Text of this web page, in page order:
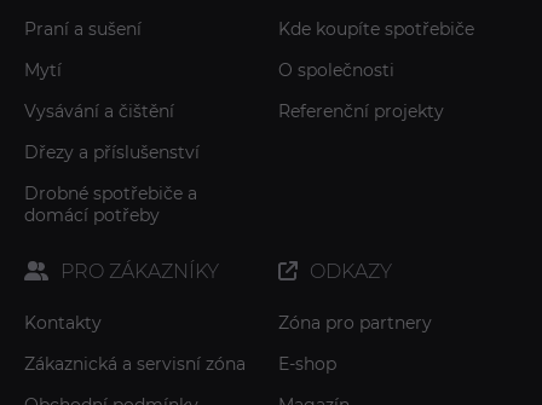
Praní a sušení
Mytí
Vysávání a čištění
Dřezy a příslušenství
Drobné spotřebiče a
domácí potřeby
Kde koupíte spotřebiče
O společnosti
Referenční projekty
PRO ZÁKAZNÍKY
Kontakty
Zákaznická a servisní zóna
ODKAZY
Zóna pro partnery
E-shop